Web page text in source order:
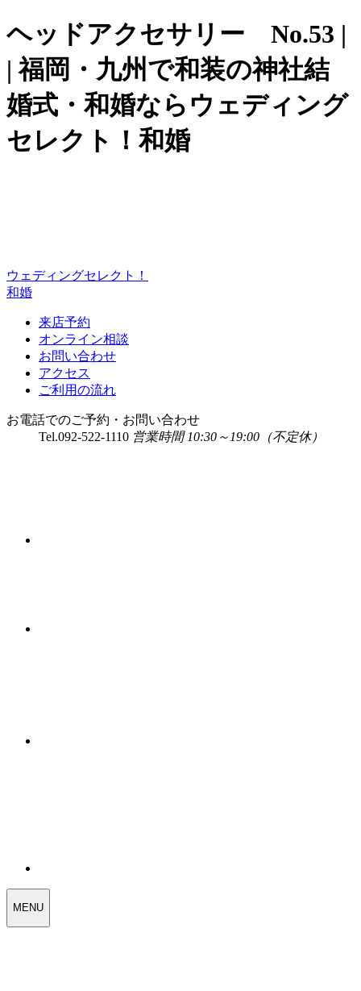
ヘッドアクセサリー No.53 |
| 福岡・九州で和装の神社結
婚式・和婚ならウェディング
セレクト！和婚
ウェディングセレクト！
和婚
来店予約
オンライン相談
お問い合わせ
アクセス
ご利用の流れ
お電話でのご予約・お問い合わせ
Tel.092-522-1110 営業時間 10:30～19:00（不定休）
SELECT
MENU